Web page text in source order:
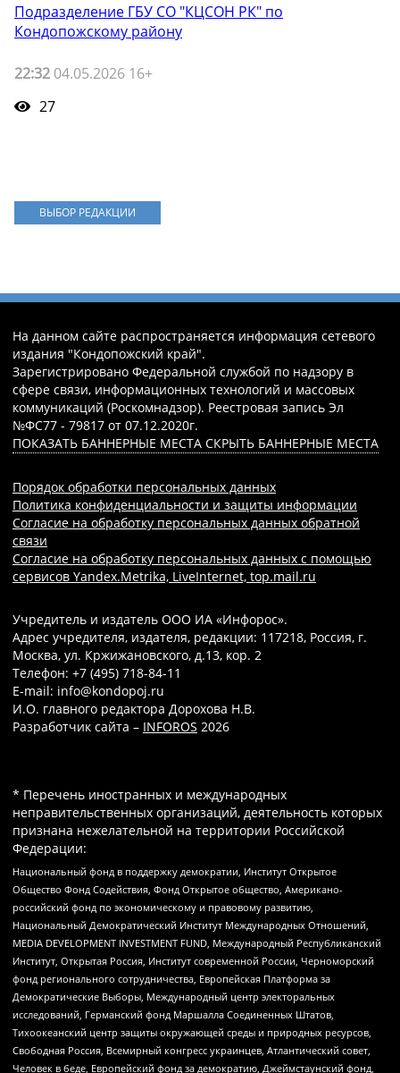
Подразделение ГБУ СО "КЦСОН РК" по
Кондопожскому району
22:32 04.05.2026 16+
27
ВЫБОР РЕДАКЦИИ
На данном сайте распространяется информация сетевого
издания "Кондопожский край".
Зарегистрировано Федеральной службой по надзору в
сфере связи, информационных технологий и массовых
коммуникаций (Роскомнадзор). Реестровая запись Эл
№ФС77 - 79817 от 07.12.2020г.
ПОКАЗАТЬ БАННЕРНЫЕ МЕСТА СКРЫТЬ БАННЕРНЫЕ МЕСТА
Порядок обработки персональных данных
Политика конфиденциальности и защиты информации
Согласие на обработку персональных данных обратной
связи
Согласие на обработку персональных данных с помощью
сервисов Yandex.Metrika, LiveInternet, top.mail.ru
Учредитель и издатель ООО ИА «Инфорос».
Адрес учредителя, издателя, редакции: 117218, Россия, г.
Москва, ул. Кржижановского, д.13, кор. 2
Телефон: +7 (495) 718-84-11
E-mail: info@kondopoj.ru
И.О. главного редактора Дорохова Н.В.
Разработчик сайта – INFOROS 2026
* Перечень иностранных и международных
неправительственных организаций, деятельность которых
признана нежелательной на территории Российской
Федерации:
Национальный фонд в поддержку демократии, Институт Открытое
Общество Фонд Содействия, Фонд Открытое общество, Американо-
российский фонд по экономическому и правовому развитию,
Национальный Демократический Институт Международных Отношений,
MEDIA DEVELOPMENT INVESTMENT FUND, Международный Республиканский
Институт, Открытая Россия, Институт современной России, Черноморский
фонд регионального сотрудничества, Европейская Платформа за
Демократические Выборы, Международный центр электоральных
исследований, Германский фонд Маршалла Соединенных Штатов,
Тихоокеанский центр защиты окружающей среды и природных ресурсов,
Свободная Россия, Всемирный конгресс украинцев, Атлантический совет,
Человек в беде, Европейский фонд за демократию, Джеймстаунский фонд,